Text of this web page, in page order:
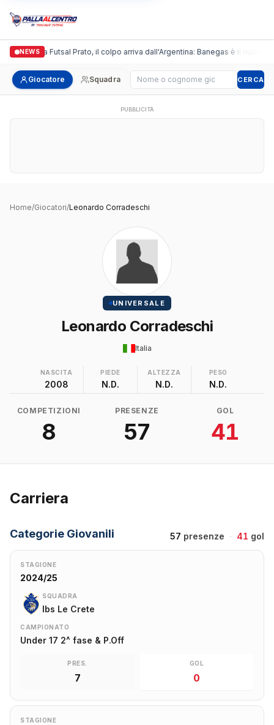
NEWS
Italgronda Futsal Prato, il colpo arriva dall'Argentina: Banegas è il nuovo
Giocatore Squadra Cerca giocatore CERCA
PUBBLICITÀ
Home/Giocatori/Leonardo Corradeschi
UNIVERSALE
Leonardo Corradeschi
Italia
NASCITA
2008
PIEDE
N.D.
ALTEZZA
N.D.
PESO
N.D.
COMPETIZIONI
8
PRESENZE
57
GOL
41
Carriera
Categorie Giovanili 57 presenze · 41 gol
STAGIONE
2024/25
SQUADRA
Ibs Le Crete
CAMPIONATO
Under 17 2^ fase & P.Off
PRES.
7
GOL
0
STAGIONE